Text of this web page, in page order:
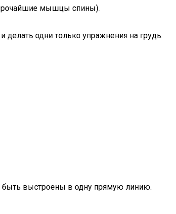
мышцы спины).
делать одни только упражнения на грудь.
быть выстроены в одну прямую линию.